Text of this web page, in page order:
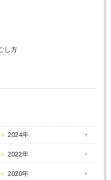
し方
2024年
2022年
2020年